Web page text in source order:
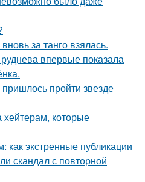
за танго взялась.
впервые показала
пройти звезде
хейтерам, которые
как экстренные публикации
скандал с повторной